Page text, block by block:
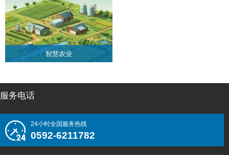
了解更多
可定制化服务，应用灵活，适用于
各行各业
了解更多
可定制化服务，应用灵活，适用于
智慧农业
服务电话
24小时全国服务热线
0592-6211782